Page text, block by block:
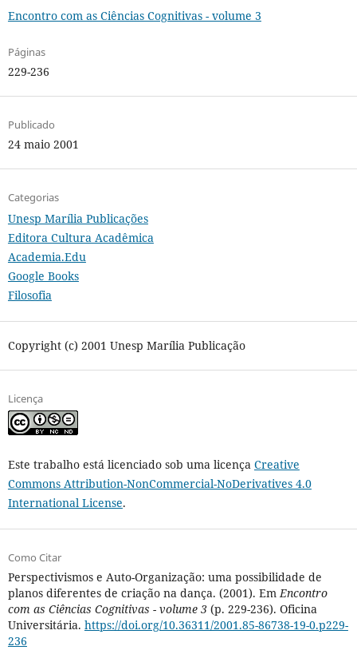
Encontro com as Ciências Cognitivas - volume 3
Páginas
229-236
Publicado
24 maio 2001
Categorias
Unesp Marília Publicações
Editora Cultura Acadêmica
Academia.Edu
Google Books
Filosofia
Copyright (c) 2001 Unesp Marília Publicação
Licença
Este trabalho está licenciado sob uma licença Creative
Commons Attribution-NonCommercial-NoDerivatives 4.0
International License.
Como Citar
Perspectivismos e Auto-Organização: uma possibilidade de
planos diferentes de criação na dança. (2001). Em Encontro
com as Ciências Cognitivas - volume 3(p. 229-236). Oficina
Universitária. https://doi.org/10.36311/2001.85-86738-19-0.p229-
236